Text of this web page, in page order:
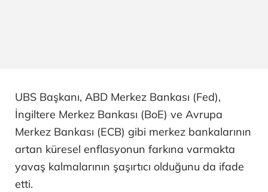
UBS Başkanı, ABD Merkez Bankası (Fed),
İngiltere Merkez Bankası (BoE) ve Avrupa
Merkez Bankası (ECB) gibi merkez bankalarının
artan küresel enflasyonun farkına varmakta
yavaş kalmalarının şaşırtıcı olduğunu da ifade
etti.